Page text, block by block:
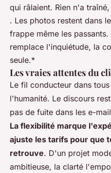
qui râlaient. Rien n'a
. Les photos restent dans
frappe même les
remplace l'inquiétude, la
seule.*
Les vraies attentes du
Le fil conducteur dans
l'humanité. Le discours
pas de fuite dans les e-
La flexibilité marque
ajuste les tarifs pour que
retrouve. D'un projet
ambitieuse, la clarté